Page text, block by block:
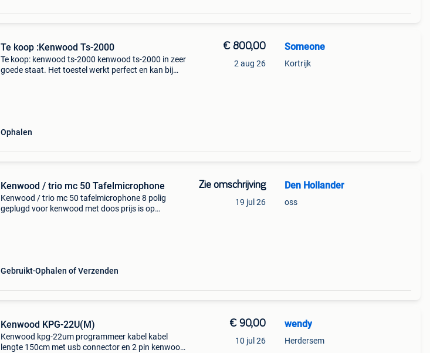
Te koop :Kenwood Ts-2000
Te koop: kenwood ts-2000 kenwood ts-2000 in zeer
goede staat. Het toestel werkt perfect en kan bij
Ophalen
€ 800,00
2 aug 26
Someone
Kortrijk
Kenwood / trio mc 50 Tafelmicrophone
Kenwood / trio mc 50 tafelmicrophone 8 polig
geplugd voor kenwood met doos prijs is op
Gebruikt Ophalen of Verzenden
Zie omschrijving
19 jul 26
Den Hollander
oss
Kenwood KPG-22U(M)
Kenwood kpg-22um programmeer kabel kabel
lengte 150cm met usb connector en 2 pin kenwood
€ 90,00
10 jul 26
wendy
Herdersem